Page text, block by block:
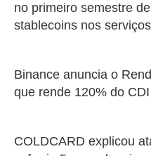
no primeiro semestre
stablecoins nos
Binance anuncia o
que rende 120% do CDI
COLDCARD explicou